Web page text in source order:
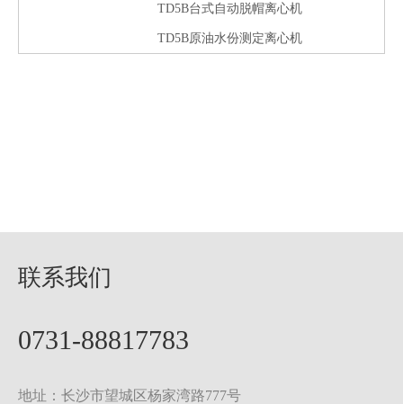
TD5B台式自动脱帽离心机
TD5B原油水份测定离心机
联系我们
0731-88817783
地址：长沙市望城区杨家湾路777号